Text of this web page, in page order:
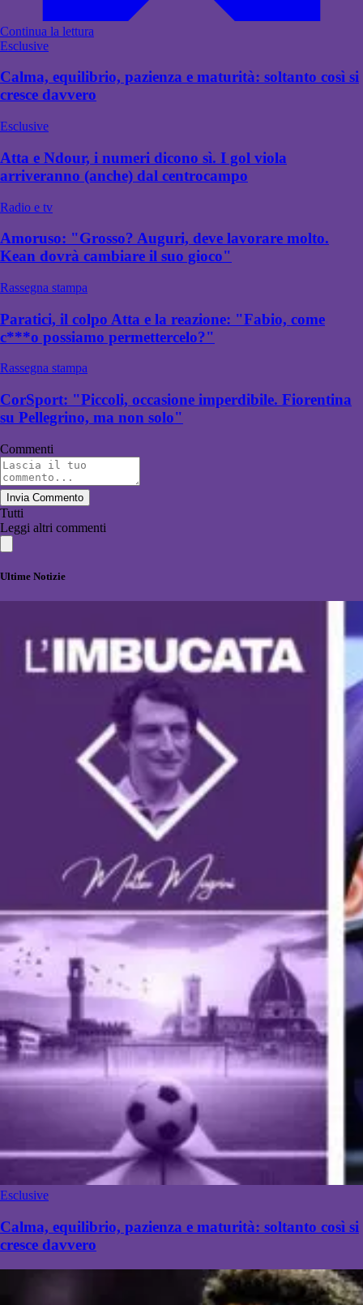
Continua la lettura
Esclusive
Calma, equilibrio, pazienza e maturità: soltanto così si
cresce davvero
Esclusive
Atta e Ndour, i numeri dicono sì. I gol viola
arriveranno (anche) dal centrocampo
Radio e tv
Amoruso: "Grosso? Auguri, deve lavorare molto.
Kean dovrà cambiare il suo gioco"
Rassegna stampa
Paratici, il colpo Atta e la reazione: "Fabio, come
c***o possiamo permettercelo?"
Rassegna stampa
CorSport: "Piccoli, occasione imperdibile. Fiorentina
su Pellegrino, ma non solo"
Commenti
Invia Commento
Tutti
Leggi altri commenti
Ultime Notizie
Esclusive
Calma, equilibrio, pazienza e maturità: soltanto così si
cresce davvero